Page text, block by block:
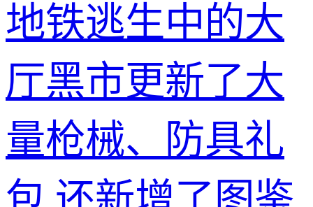
地铁逃生中的大
厅黑市更新了大
量枪械、防具礼